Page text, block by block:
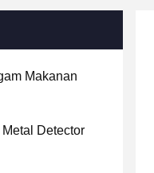
Makanan
Detector